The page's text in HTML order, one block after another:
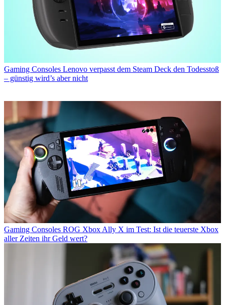
Gaming Consoles Lenovo verpasst dem Steam Deck den Todesstoß
– günstig wird’s aber nicht
Gaming Consoles ROG Xbox Ally X im Test: Ist die teuerste Xbox
aller Zeiten ihr Geld wert?